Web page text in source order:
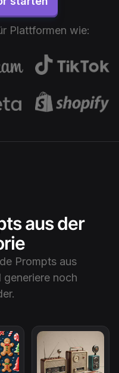
typisch
auf einem
was ein Gefühl
Plattformen wie:
aus der
Prompts aus
generiere noch